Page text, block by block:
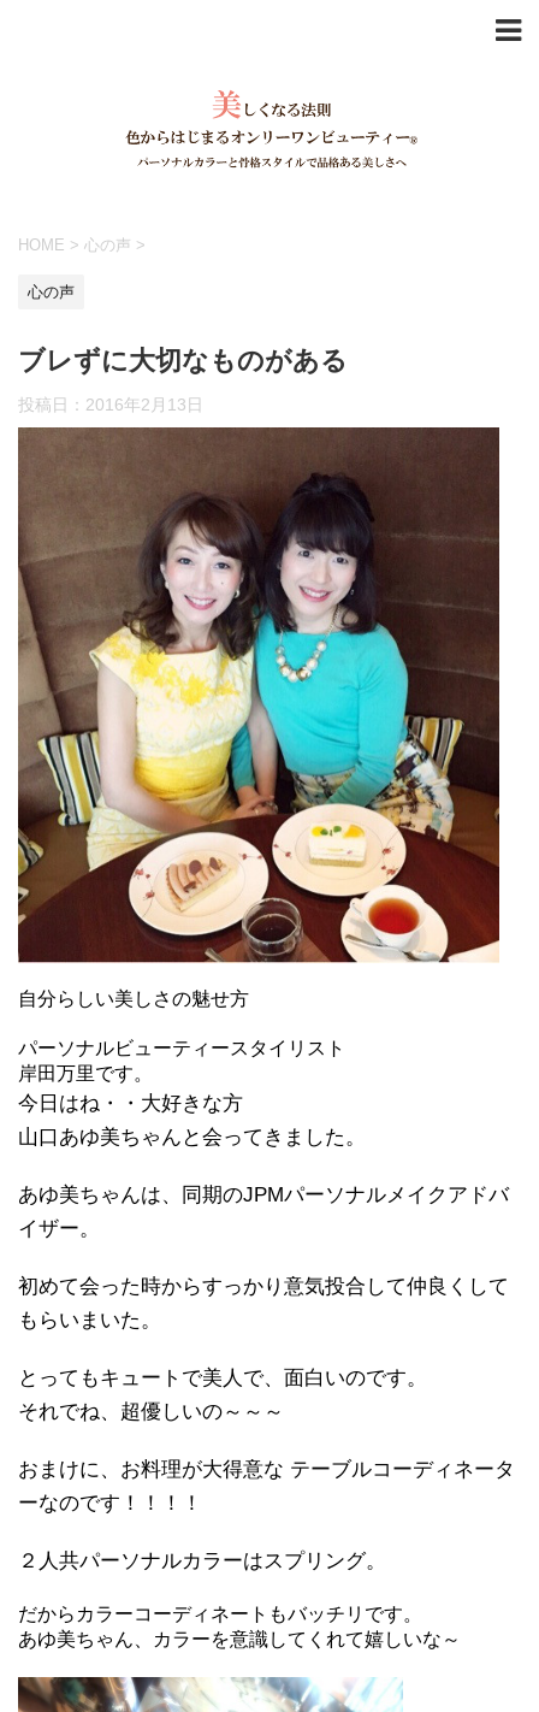
HOME > 心の声 >
心の声
ブレずに大切なものがある
投稿日： 2016年2月13日
自分らしい美しさの魅せ方
パーソナルビューティースタイリスト
岸田万里です。
今日はね・・大好きな方
山口あゆ美ちゃんと会ってきました。
あゆ美ちゃんは、同期のJPMパーソナルメイクアドバ
イザー。
初めて会った時からすっかり意気投合して仲良くして
もらいまいた。
とってもキュートで美人で、面白いのです。
それでね、超優しいの～～～
おまけに、お料理が大得意な テーブルコーディネータ
ーなのです！！！！
２人共パーソナルカラーはスプリング。
だからカラーコーディネートもバッチリです。
あゆ美ちゃん、カラーを意識してくれて嬉しいな～